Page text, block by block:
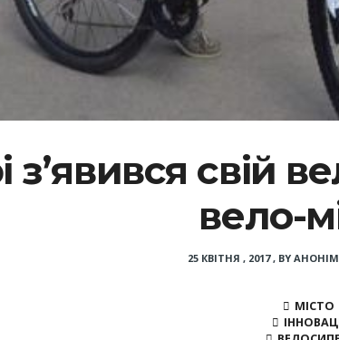
свій
вело-
25 КВІТНЯ , 2017, BY АНОНІМ
МІСТО